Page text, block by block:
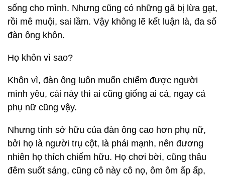
sống cho mình. Nhưng cũng có những gã bị lừa gạt,
rồi mê muội, sai lầm. Vậy không lẽ kết luận là, đa số
đàn ông khôn.
Họ khôn vì sao?
Khôn vì, đàn ông luôn muốn chiếm được người
mình yêu, cái này thì ai cũng giống ai cả, ngay cả
phụ nữ cũng vậy.
Nhưng tính sở hữu của đàn ông cao hơn phụ nữ,
bởi họ là người trụ cột, là phái mạnh, nên đương
nhiên họ thích chiếm hữu. Họ chơi bời, cũng thâu
đêm suốt sáng, cũng cô này cô nọ, ôm ôm ấp ấp,